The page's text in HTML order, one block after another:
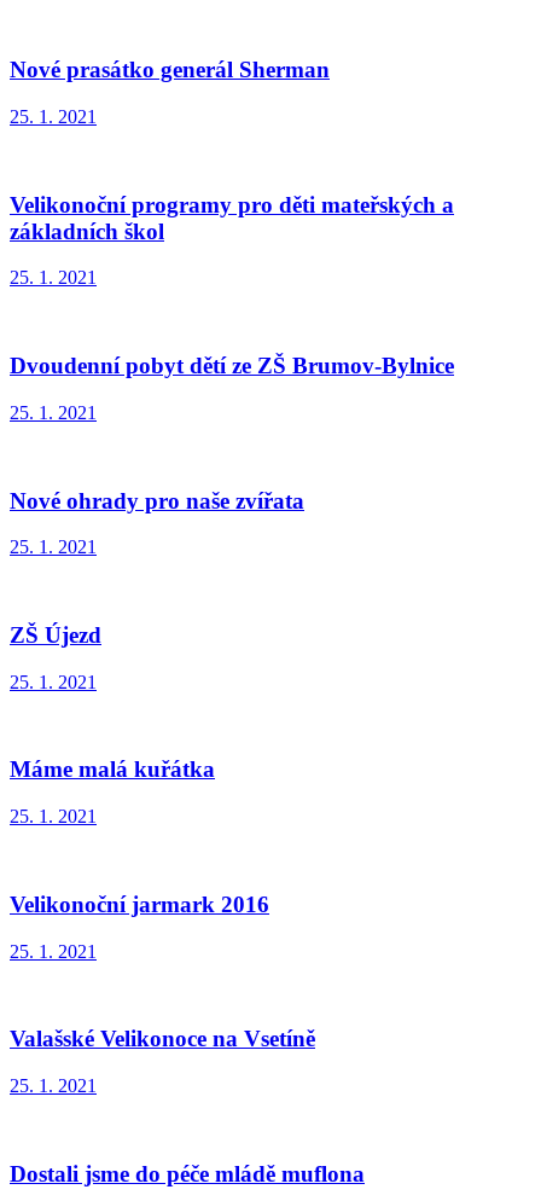
Nové prasátko generál Sherman
25. 1. 2021
Velikonoční programy pro děti mateřských a
základních škol
25. 1. 2021
Dvoudenní pobyt dětí ze ZŠ Brumov-Bylnice
25. 1. 2021
Nové ohrady pro naše zvířata
25. 1. 2021
ZŠ Újezd
25. 1. 2021
Máme malá kuřátka
25. 1. 2021
Velikonoční jarmark 2016
25. 1. 2021
Valašské Velikonoce na Vsetíně
25. 1. 2021
Dostali jsme do péče mládě muflona